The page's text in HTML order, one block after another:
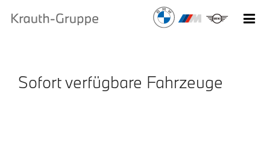
Sofort verfügbare Fahrzeuge